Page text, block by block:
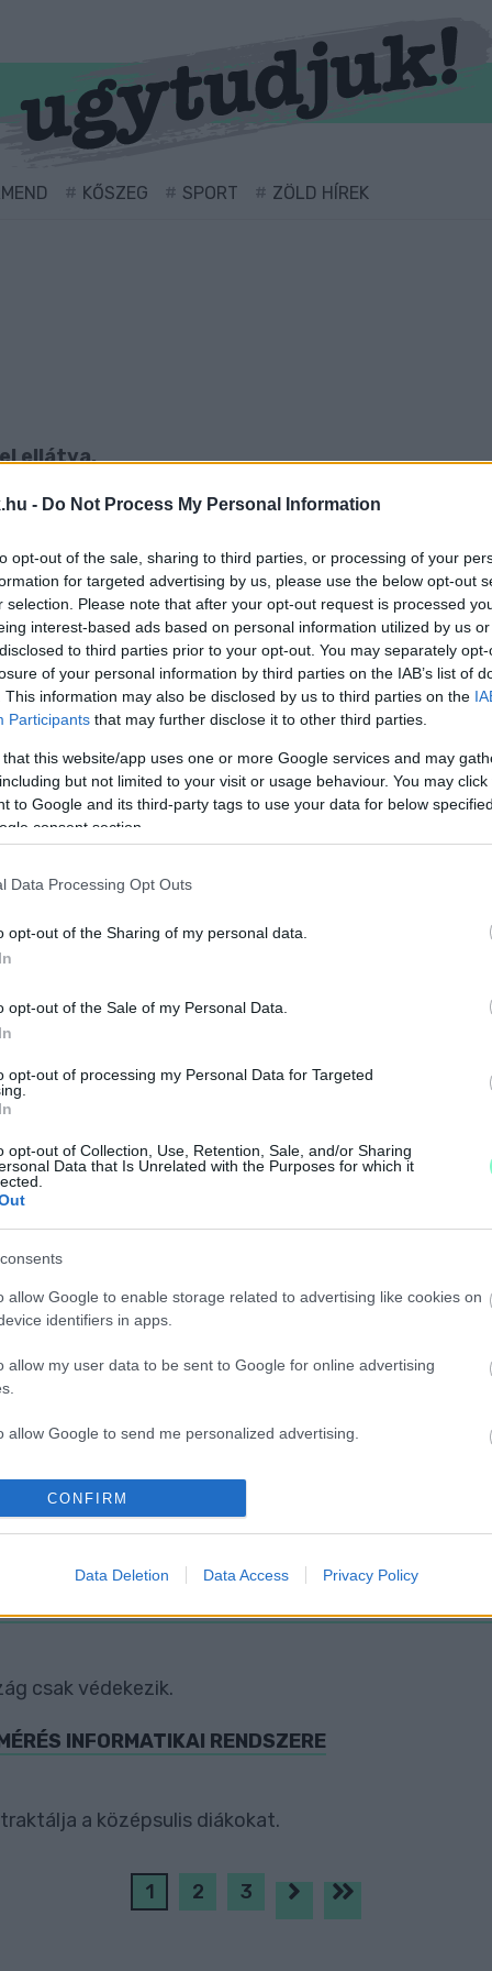
- Do Not Process My Personal Information
opt-out of the sale, sharing to third parties, or processing of your
for targeted advertising by us, please use the below opt-out
selection. Please note that after your opt-out request is processed
interest-based ads based on personal information utilized by us
to third parties prior to your opt-out. You may separately
of your personal information by third parties on the IAB’s list of
This information may also be disclosed by us to third parties on the
Participants that may further disclose it to other third parties.
that this website/app uses one or more Google services and may
but not limited to your visit or usage behaviour. You may
to Google and its third-party tags to use your data for below
consent section.
Data Processing Opt Outs
opt-out of the Sharing of my personal data.
opt-out of the Sale of my Personal Data.
opt-out of processing my Personal Data for Targeted
opt-out of Collection, Use, Retention, Sale, and/or Sharing
Data that Is Unrelated with the Purposes for which it
allow Google to enable storage related to advertising like cookies on
identifiers in apps.
allow my user data to be sent to Google for online advertising
allow Google to send me personalized advertising.
allow Google to enable storage related to analytics like cookies on
identifiers in apps.
allow Google to enable storage related to personalization.
functionality and fraud prevention, and other user protection.
CONFIRM
Data Deletion Data Access Privacy Policy
KŐSZEG SPORT ZÖLD HÍREK
ellátva.
MÁR TALÁLKOZOTT ONLINE
nem elszigetelt jelenség, Szlovákiában és
A TISZA, AZ IDŐSEKNÉL MÉG TARTJA
a választók tábora - kor és nem alapján is
MÉLYÜTÉS A SZŐLŐ UTCAI BOTRÁNY A
ügy példátlan társadalmi figyelmet kapott, és
visszaállt a nyári állapot: a Tisza vezet, a
OKTATÁSI RENDSZERRŐL
Fidesz szavazók 43 százaléka van negatív
is.
számláz csak magánszemélyeknek
GYŐR
12-ig várják a válaszokat.
NEM TARTJA AGRESSZIÓNAK UKRAJNA
csak védekezik.
INFORMATIKAI RENDSZERE
a középsulis diákokat.
1 2 3